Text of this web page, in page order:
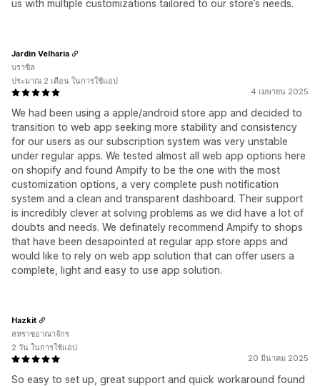
us with multiple customizations tailored to our store’s needs.
4 เมษายน 2025
We had been using a apple/android store app and decided to
transition to web app seeking more stability and consistency
for our users as our subscription system was very unstable
under regular apps. We tested almost all web app options here
on shopify and found Ampify to be the one with the most
customization options, a very complete push notification
system and a clean and transparent dashboard. Their support
is incredibly clever at solving problems as we did have a lot of
doubts and needs. We definately recommend Ampify to shops
that have been desapointed at regular app store apps and
would like to rely on web app solution that can offer users a
complete, light and easy to use app solution.
Jardin Velharia
บราซิล
ประมาณ 2 เดือน ในการใช้แอป
20 มีนาคม 2025
So easy to set up, great support and quick workaround found
Hazkit
สหราชอาณาจักร
2 วัน ในการใช้แอป